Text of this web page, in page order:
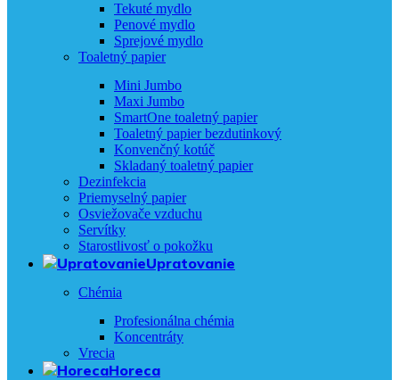
Tekuté mydlo
Penové mydlo
Sprejové mydlo
Toaletný papier
Mini Jumbo
Maxi Jumbo
SmartOne toaletný papier
Toaletný papier bezdutinkový
Konvenčný kotúč
Skladaný toaletný papier
Dezinfekcia
Priemyselný papier
Osviežovače vzduchu
Servítky
Starostlivosť o pokožku
Upratovanie
Chémia
Profesionálna chémia
Koncentráty
Vrecia
Horeca